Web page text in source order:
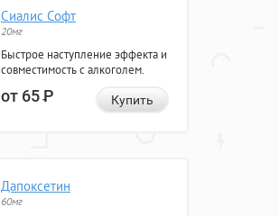
Сиалис Софт
20мг
Быстрое наступление эффекта и
совместимость с алкоголем.
от 65Р Купить
Дапоксетин
60мг